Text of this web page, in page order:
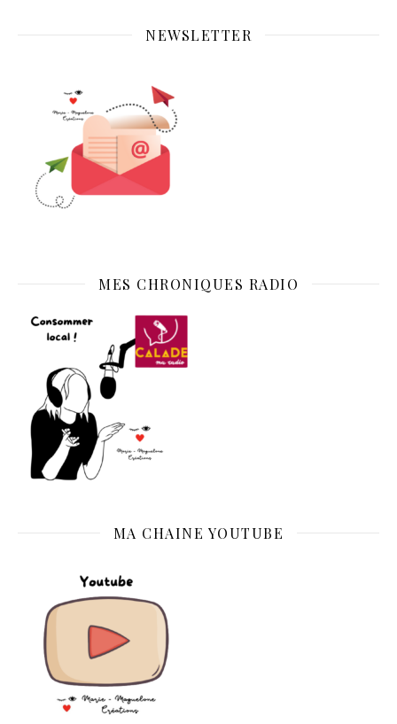
NEWSLETTER
MES CHRONIQUES RADIO
MA CHAINE YOUTUBE